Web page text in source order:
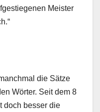
Meister
die Sätze
Wörter. Seit dem 8
doch besser die